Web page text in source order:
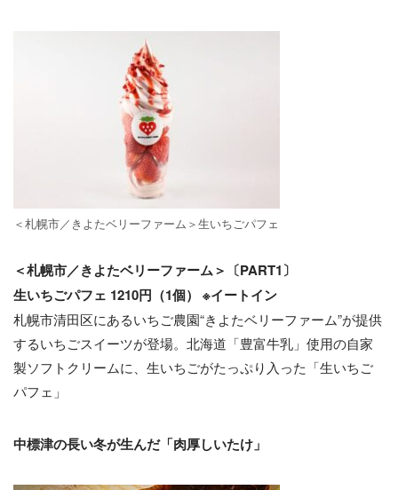
＜札幌市／きよたベリーファーム＞⽣いちごパフェ
＜札幌市／きよたベリーファーム＞〔PART1〕
⽣いちごパフェ 1210円（1個） ※イートイン
札幌市清田区にあるいちご農園“きよたベリーファーム”が提供
するいちごスイーツが登場。北海道「豊富⽜乳」使⽤の⾃家
製ソフトクリームに、⽣いちごがたっぷり⼊った「⽣いちご
パフェ」
中標津の長い冬が生んだ「肉厚しいたけ」